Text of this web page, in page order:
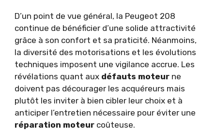
D’un point de vue général, la Peugeot 208
continue de bénéficier d’une solide attractivité
grâce à son confort et sa praticité. Néanmoins,
la diversité des motorisations et les évolutions
techniques imposent une vigilance accrue. Les
révélations quant aux défauts moteur ne
doivent pas décourager les acquéreurs mais
plutôt les inviter à bien cibler leur choix et à
anticiper l’entretien nécessaire pour éviter une
réparation moteur coûteuse.